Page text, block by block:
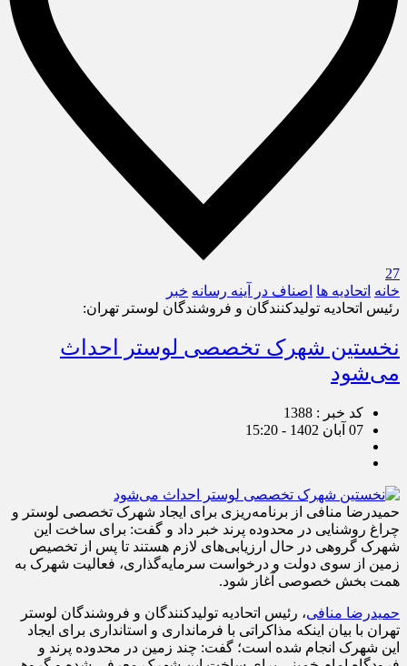
27
خانه اتحادیه ها اصناف در آینه رسانه خبر
رئیس اتحادیه تولیدکنندگان و فروشندگان لوستر تهران:
نخستین شهرک تخصصی لوستر احداث
می‌شود
کد خبر : 1388
07 آبان 1402 - 15:20
حمیدرضا منافی از برنامه‌ریزی برای ایجاد شهرک تخصصی لوستر و
چراغ روشنایی در محدوده پرند خبر داد و گفت: برای ساخت این
شهرک گروهی در حال ارزیابی‌‌‌های لازم هستند تا پس از تخصیص
زمین از سوی دولت و درخواست سرمایه‌گذاری، فعالیت شهرک به
همت بخش خصوصی آغاز شود.
حمیدرضا منافی، رئیس اتحادیه تولیدکنندگان و فروشندگان لوستر
تهران با بیان اینکه مذاکراتی با فرمانداری و استانداری برای ایجاد
این شهرک انجام شده است؛ گفت: چند زمین در محدوده پرند و